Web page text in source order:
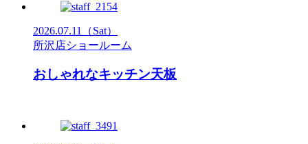
2026.07.11
（Sat）
所沢店ショールーム
おしゃれなキッチン天板